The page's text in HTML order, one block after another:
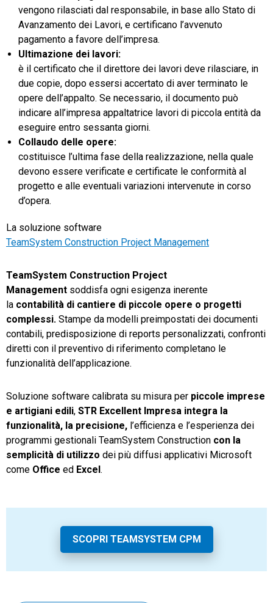
vengono rilasciati dal responsabile, in base allo Stato di
Avanzamento dei Lavori, e certificano l’avvenuto
pagamento a favore dell’impresa.
Ultimazione dei lavori:
è il certificato che il direttore dei lavori deve rilasciare, in
due copie, dopo essersi accertato di aver terminato le
opere dell’appalto. Se necessario, il documento può
indicare all’impresa appaltatrice lavori di piccola entità da
eseguire entro sessanta giorni.
Collaudo delle opere:
costituisce l’ultima fase della realizzazione, nella quale
devono essere verificate e certificate le conformità al
progetto e alle eventuali variazioni intervenute in corso
d’opera.
La soluzione software
TeamSystem Construction Project Management
TeamSystem Construction Project
Management soddisfa ogni esigenza inerente
la contabilità di cantiere di piccole opere o progetti
complessi. Stampe da modelli preimpostati dei documenti
contabili, predisposizione di reports personalizzati, confronti
diretti con il preventivo di riferimento completano le
funzionalità dell’applicazione.
Soluzione software calibrata su misura per piccole imprese
e artigiani edili, STR Excellent Impresa integra la
funzionalità, la precisione, l’efficienza e l’esperienza dei
programmi gestionali TeamSystem Construction con la
semplicità di utilizzo dei più diffusi applicativi Microsoft
come Office ed Excel .
SCOPRI TEAMSYSTEM CPM